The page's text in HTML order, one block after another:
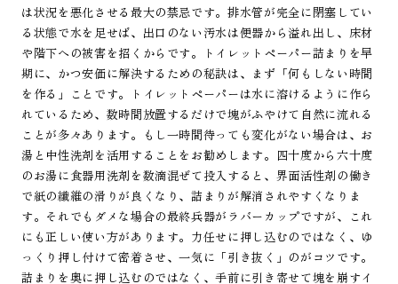
は状況を悪化させる最大の禁忌です。排水管が完全に閉塞してい
る状態で水を足せば、出口のない汚水は便器から溢れ出し、床材
や階下への被害を招くからです。トイレットペーパー詰まりを早
期に、かつ安価に解決するための秘訣は、まず「何もしない時間
を作る」ことです。トイレットペーパーは水に溶けるように作ら
れているため、数時間放置するだけで塊がふやけて自然に流れる
ことが多々あります。もし一時間待っても変化がない場合は、お
湯と中性洗剤を活用することをお勧めします。四十度から六十度
のお湯に食器用洗剤を数滴混ぜて投入すると、界面活性剤の働き
で紙の繊維の滑りが良くなり、詰まりが解消されやすくなりま
す。それでもダメな場合の最終兵器がラバーカップですが、これ
にも正しい使い方があります。力任せに押し込むのではなく、ゆ
っくり押し付けて密着させ、一気に「引き抜く」のがコツです。
詰まりを奥に押し込むのではなく、手前に引き寄せて塊を崩すイ